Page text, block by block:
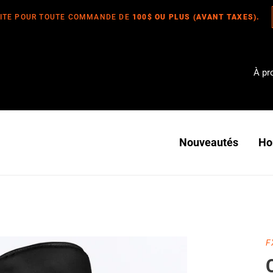
POUR TOUTE COMMANDE DE 100$ OU PLUS (AVANT TAXES).
À
Nouveautés